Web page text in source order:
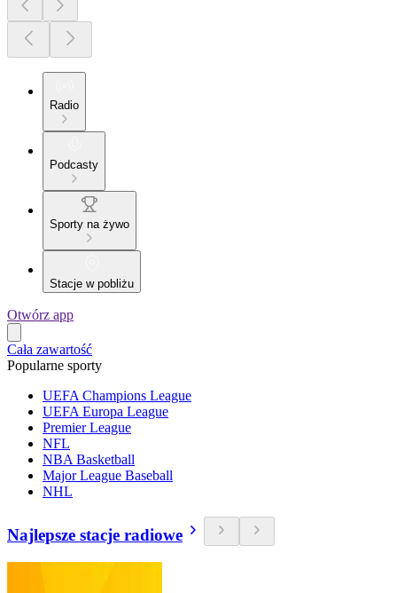
Radio
Podcasty
Sporty na żywo
Stacje w pobliżu
Otwórz app
Cała zawartość
Popularne sporty
UEFA Champions League
UEFA Europa League
Premier League
NFL
NBA Basketball
Major League Baseball
NHL
Najlepsze stacje radiowe